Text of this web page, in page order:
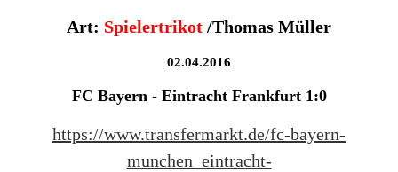
Art: Spielertrikot /Thomas Müller
02.04.2016
FC Bayern - Eintracht Frankfurt 1:0
https://www.transfermarkt.de/fc-bayern-
munchen_eintracht-